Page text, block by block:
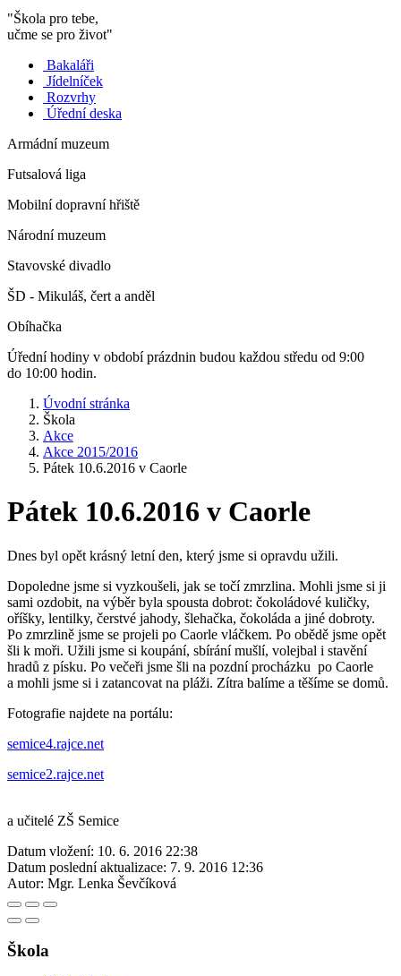
"Škola pro tebe,
učme se pro život"
Bakaláři
Jídelníček
Rozvrhy
Úřední deska
Armádní muzeum
Futsalová liga
Mobilní dopravní hřiště
Národní muzeum
Stavovské divadlo
ŠD - Mikuláš, čert a anděl
Obíhačka
Úřední hodiny v období prázdnin budou každou středu od 9:00
do 10:00 hodin.
Úvodní stránka
Škola
Akce
Akce 2015/2016
Pátek 10.6.2016 v Caorle
Pátek 10.6.2016 v Caorle
Dnes byl opět krásný letní den, který jsme si opravdu užili.
Dopoledne jsme si vyzkoušeli, jak se točí zmrzlina. Mohli jsme si ji
sami ozdobit, na výběr byla spousta dobrot: čokoládové kuličky,
oříšky, lentilky, čerstvé jahody, šlehačka, čokoláda a jiné dobroty.
Po zmrzlině jsme se projeli po Caorle vláčkem. Po obědě jsme opět
šli k moři. Užili jsme si koupání, sbírání mušlí, volejbal i stavění
hradů z písku. Po večeři jsme šli na pozdní procházku po Caorle
a mohli jsme si i zatancovat na pláži. Zítra balíme a těšíme se domů.
Fotografie najdete na portálu:
semice4.rajce.net
semice2.rajce.net
a učitelé ZŠ Semice
Datum vložení: 10. 6. 2016 22:38
Datum poslední aktualizace: 7. 9. 2016 12:36
Autor: Mgr. Lenka Ševčíková
Škola